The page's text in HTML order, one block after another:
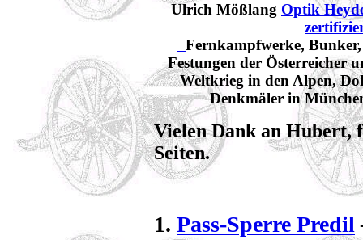
Ulrich Mößlang Optik
Fernkampfwerke,
Festungen der Österreicher
Weltkrieg in den Alpen,
Denkmäler in
Vielen Dank an Hubert,
Seiten.
1. Pass-Sperre Predil